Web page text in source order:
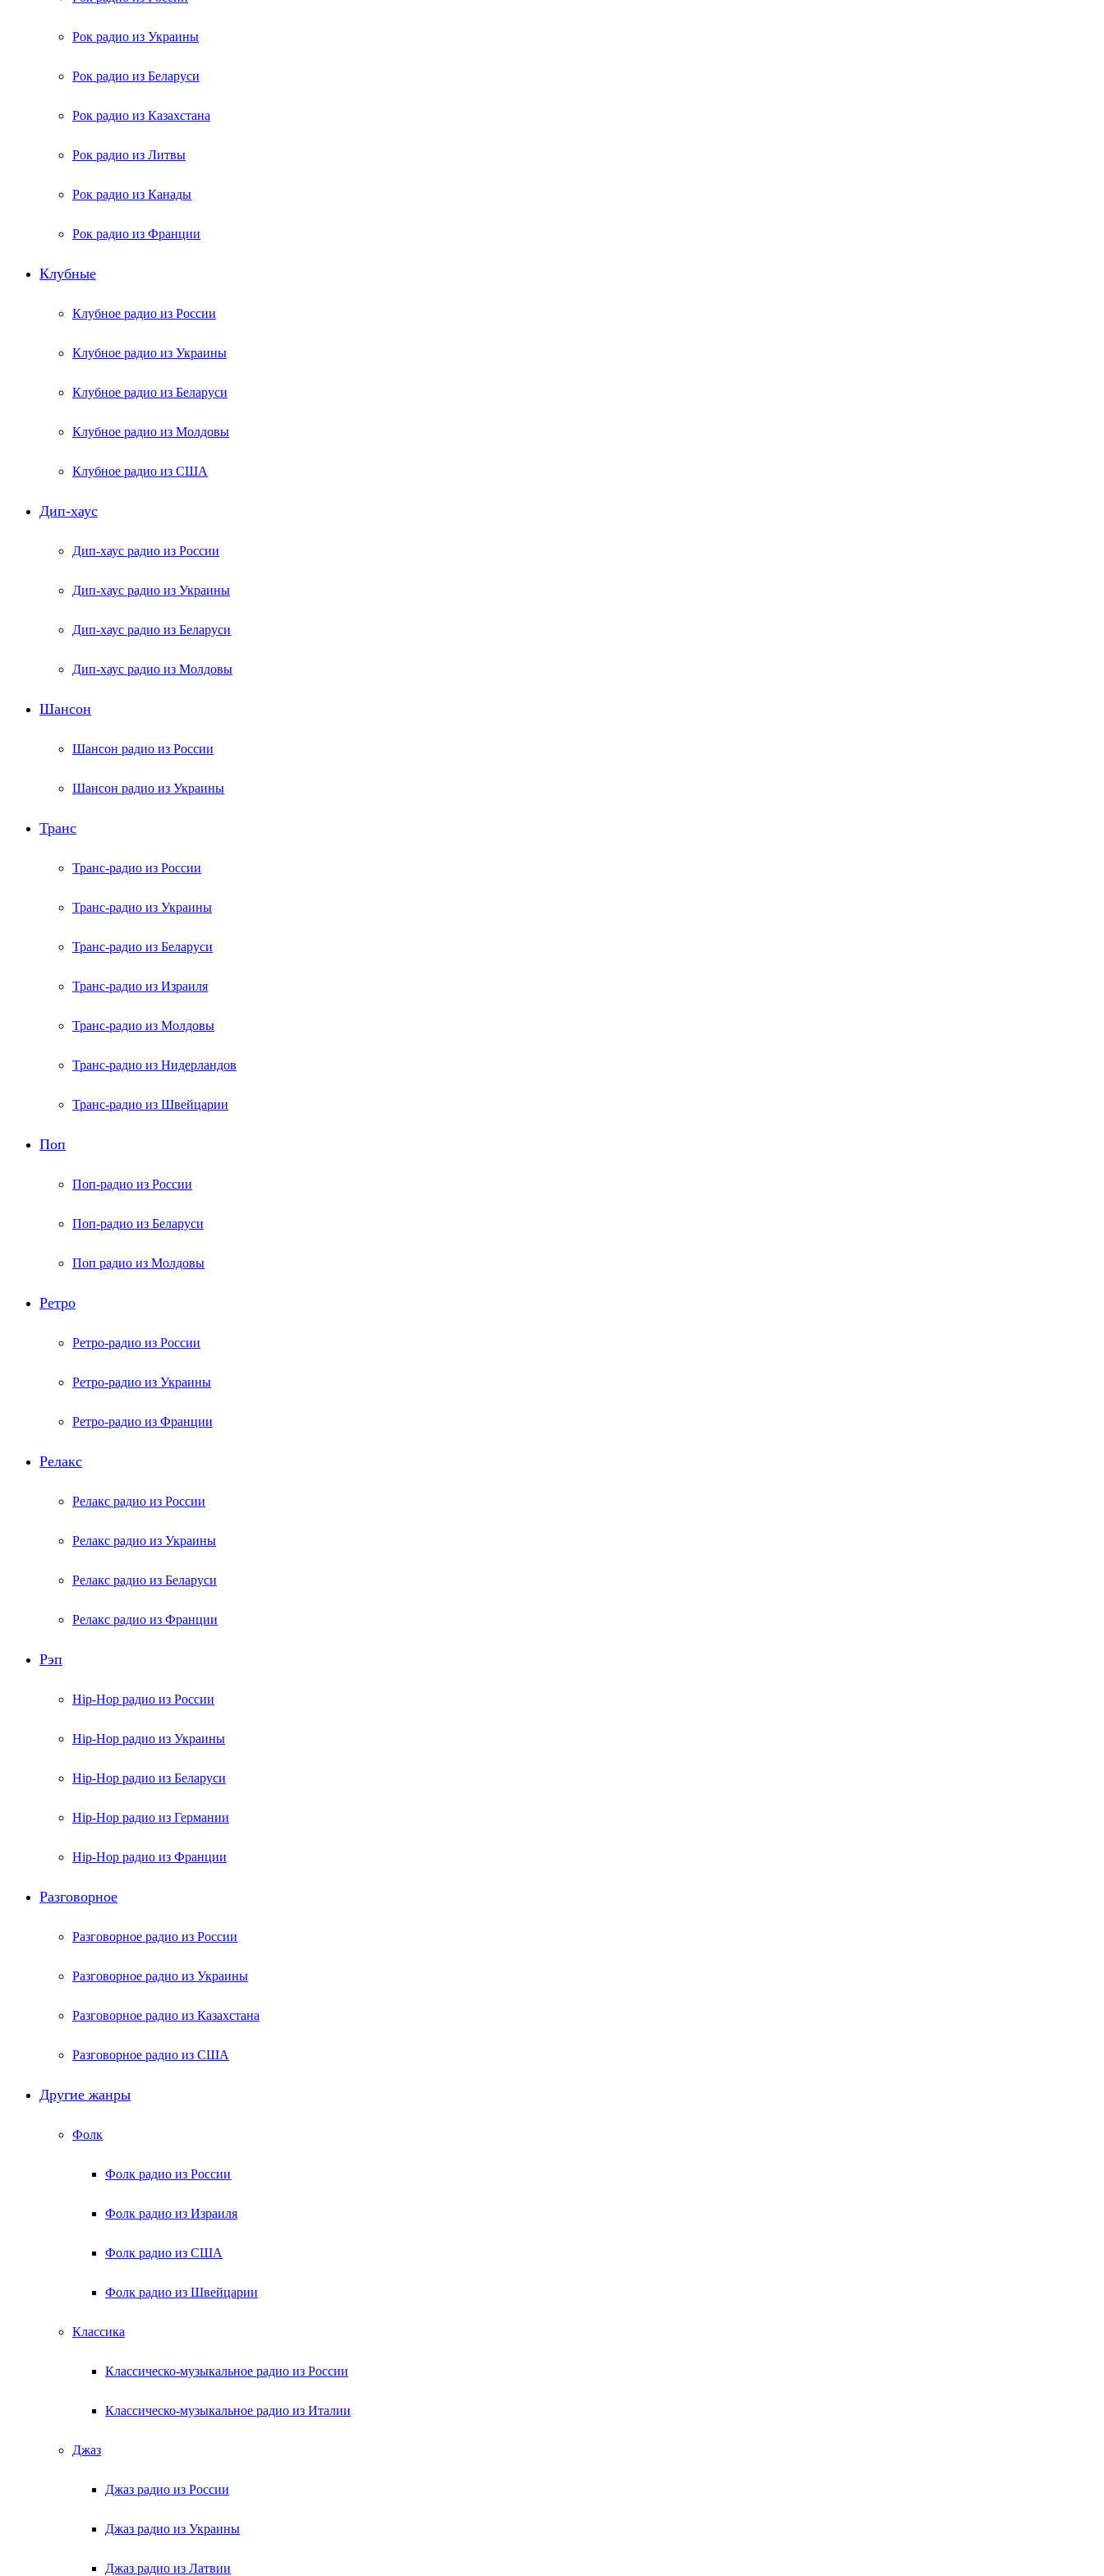
Рок радио из Украины
Рок радио из Беларуси
Рок радио из Казахстана
Рок радио из Литвы
Рок радио из Канады
Рок радио из Франции
Клубные
Клубное радио из России
Клубное радио из Украины
Клубное радио из Беларуси
Клубное радио из Молдовы
Клубное радио из США
Дип-хаус
Дип-хаус радио из России
Дип-хаус радио из Украины
Дип-хаус радио из Беларуси
Дип-хаус радио из Молдовы
Шансон
Шансон радио из России
Шансон радио из Украины
Транс
Транс-радио из России
Транс-радио из Украины
Транс-радио из Беларуси
Транс-радио из Израиля
Транс-радио из Молдовы
Транс-радио из Нидерландов
Транс-радио из Швейцарии
Поп
Поп-радио из России
Поп-радио из Беларуси
Поп радио из Молдовы
Ретро
Ретро-радио из России
Ретро-радио из Украины
Ретро-радио из Франции
Релакс
Релакс радио из России
Релакс радио из Украины
Релакс радио из Беларуси
Релакс радио из Франции
Рэп
Hip-Hop радио из России
Hip-Hop радио из Украины
Hip-Hop радио из Беларуси
Hip-Hop радио из Германии
Hip-Hop радио из Франции
Разговорное
Разговорное радио из России
Разговорное радио из Украины
Разговорное радио из Казахстана
Разговорное радио из США
Другие жанры
Фолк
Фолк радио из России
Фолк радио из Израиля
Фолк радио из США
Фолк радио из Швейцарии
Классика
Классическо-музыкальное радио из России
Классическо-музыкальное радио из Италии
Джаз
Джаз радио из России
Джаз радио из Украины
Джаз радио из Латвии